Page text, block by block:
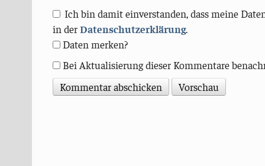
Ich bin damit einverstanden, dass meine
in derDatenschutzerklärung.
Daten merken?
Bei Aktualisierung dieser Kommentare